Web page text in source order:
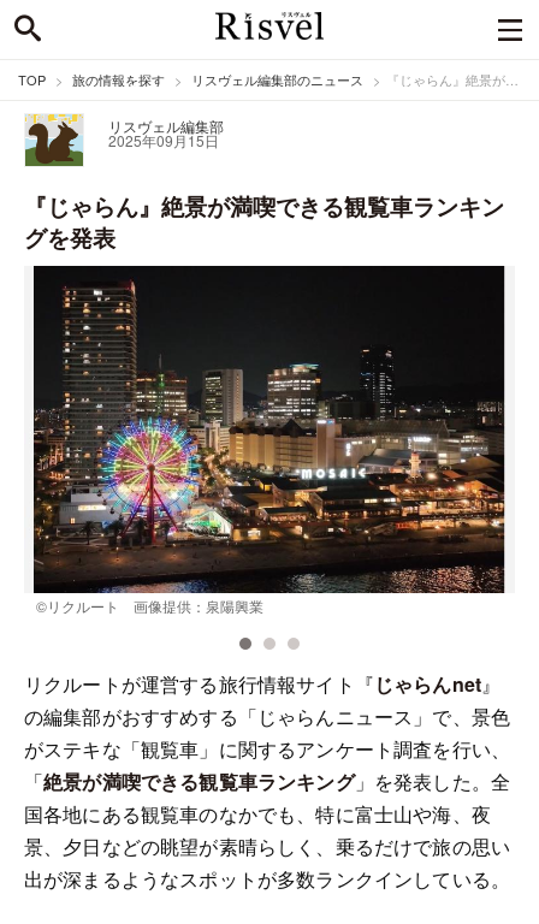
TOP 旅の情報を探す リスヴェル編集部のニュース 『じゃらん』絶景が満喫できる観覧車ランキングを発表
リスヴェル編集部
2025年09月15日
『じゃらん』絶景が満喫できる観覧車ランキン
グを発表
©️リクルート 画像提供：泉陽興業
リクルートが運営する旅行情報サイト『じゃらんnet』
の編集部がおすすめする「じゃらんニュース」で、景色
がステキな「観覧車」に関するアンケート調査を行い、
「絶景が満喫できる観覧車ランキング」を発表した。全
国各地にある観覧車のなかでも、特に富士山や海、夜
景、夕日などの眺望が素晴らしく、乗るだけで旅の思い
出が深まるようなスポットが多数ランクインしている。